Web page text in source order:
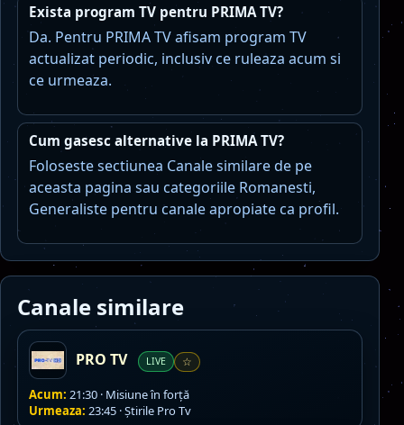
Exista program TV pentru PRIMA TV?
Da. Pentru PRIMA TV afisam program TV
actualizat periodic, inclusiv ce ruleaza acum si
ce urmeaza.
Cum gasesc alternative la PRIMA TV?
Foloseste sectiunea Canale similare de pe
aceasta pagina sau categoriile Romanesti,
Generaliste pentru canale apropiate ca profil.
Canale similare
PRO TV LIVE ☆
Acum: 21:30 · Misiune în forță
Urmeaza: 23:45 · Ştirile Pro Tv